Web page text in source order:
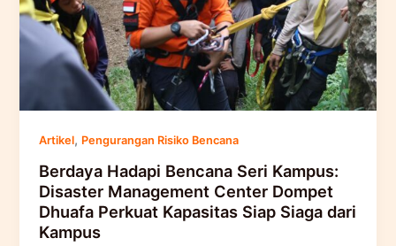
Artikel, Pengurangan Risiko Bencana
Berdaya Hadapi Bencana Seri Kampus:
Disaster Management Center Dompet
Dhuafa Perkuat Kapasitas Siap Siaga dari
Kampus